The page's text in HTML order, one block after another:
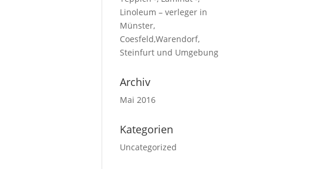
Linoleum – verleger in
Münster,
Coesfeld,Warendorf,
Steinfurt und Umgebung
Archiv
Mai 2016
Kategorien
Uncategorized